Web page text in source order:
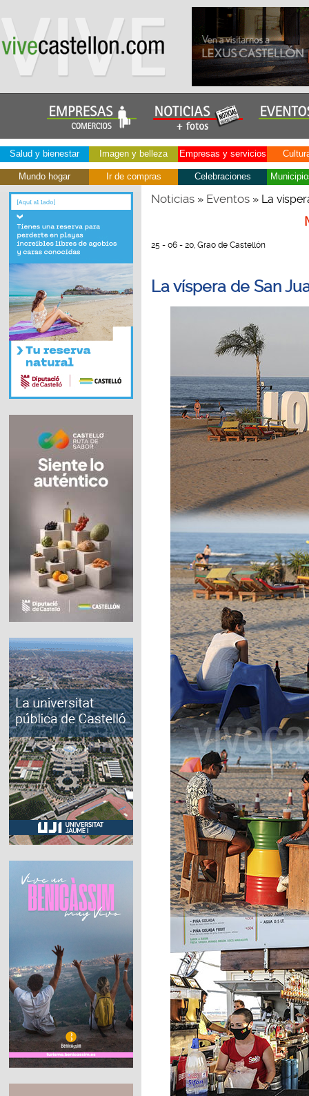
Salud y bienestar Imagen y belleza Empresas y servicios
Mundo hogar Ir de compras Celebraciones
Noticias» Eventos» La
25 - 06 - 20, Grao de Castellón
La víspera de San